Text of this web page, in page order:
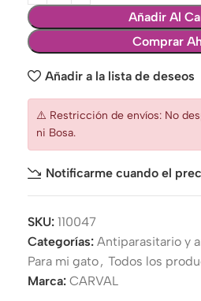
Añadir Al
Comprar
Añadir a la lista de deseos
⚠️ Restricción de envíos: No
ni Bosa.
Notificarme cuando el
SKU: 110047
Categorías: Antiparasitario y
Para mi gato, Todos los
Marca: CARVAL